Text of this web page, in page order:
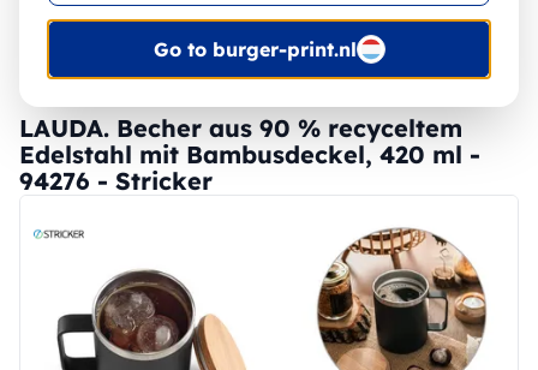
Go to burger-print.nl
🔥 -30 % DTF-Druck
LAUDA. Becher aus 90 % recyceltem
Edelstahl mit Bambusdeckel, 420 ml -
94276 - Stricker